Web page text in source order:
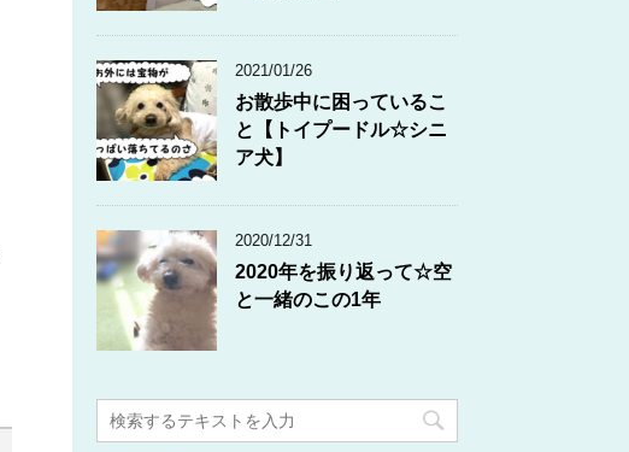
2021/01/26
お散歩中に困っているこ
と【トイプードル☆シニ
ア犬】
2020/12/31
2020年を振り返って☆空
と一緒のこの1年